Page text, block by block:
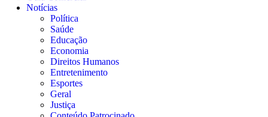
Notícias
Política
Saúde
Educação
Economia
Direitos Humanos
Entretenimento
Esportes
Geral
Justiça